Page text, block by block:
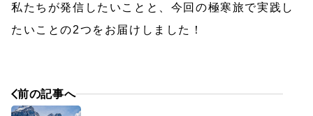
私たちが発信したいことと、今回の極寒旅で実践し
たいことの2つをお届けしました！
前の記事へ